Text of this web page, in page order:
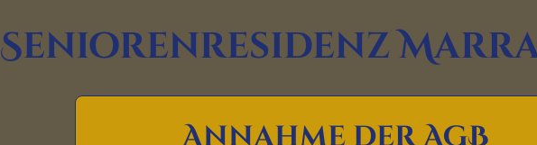
Seniorenresidenz
Demnächst eröffnet